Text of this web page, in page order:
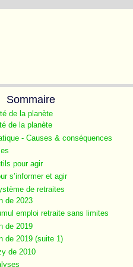
Sommaire
de la planète
de la planète
- Causes & conséquences
pour agir
s’informer et agir
de retraites
de 2023
emploi retraite sans limites
de 2019
de 2019 (suite 1)
de 2010